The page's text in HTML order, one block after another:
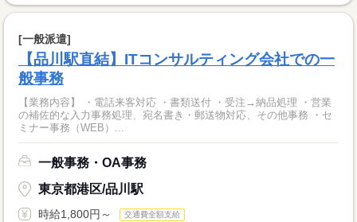
[一般派遣]
【品川駅直結】ITコンサルティング会社での一
般事務
【業務内容】 ・電話来客対応 ・書類送付 ・受注→納品処理 ・営業
の補佐的な入力事務処理、宛名書き・郵送物対応、その他事務 ・セ
ミナー事務（WEB）...
一般事務・OA事務
東京都港区/品川駅
時給1,800円～ 交通費全額支給